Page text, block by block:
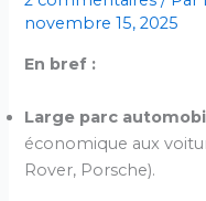
novembre 15, 2025
En bref :
Large parc
économique aux
Rover, Porsche).